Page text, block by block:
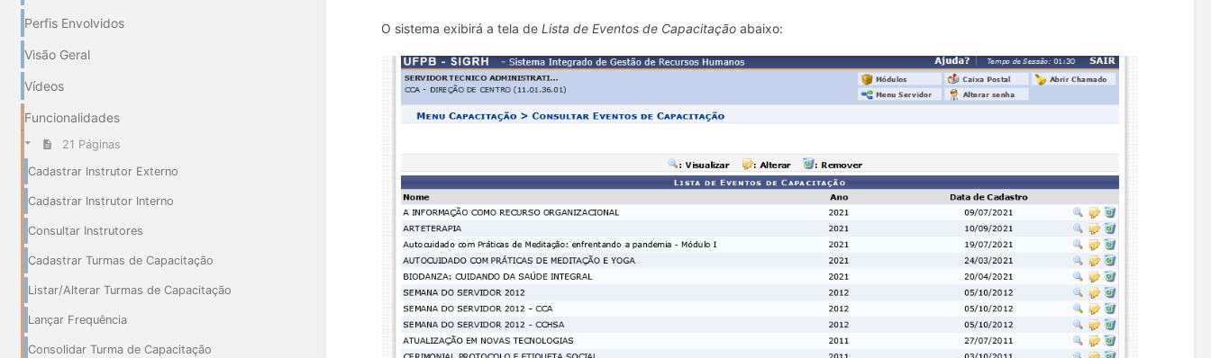
Perfis Envolvidos
Visão Geral
Vídeos
Funcionalidades
21 Páginas
Cadastrar Instrutor Externo
Cadastrar Instrutor Interno
Consultar Instrutores
Cadastrar Turmas de Capacitação
Listar/Alterar Turmas de Capacitação
Lançar Frequência
Consolidar Turma de Capacitação
O sistema exibirá a tela deLista de Eventos de Capacitação abaixo: